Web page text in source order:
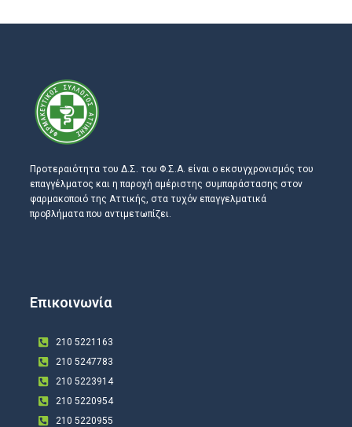
Προτεραιότητα του Δ.Σ. του Φ.Σ.Α. είναι ο εκσυγχρονισμός του
επαγγέλματος και η παροχή αμέριστης συμπαράστασης στον
φαρμακοποιό της Αττικής, στα τυχόν επαγγελματικά
προβλήματα που αντιμετωπίζει.
Επικοινωνία
210 5221163
210 5247783
210 5223914
210 5220954
210 5220955